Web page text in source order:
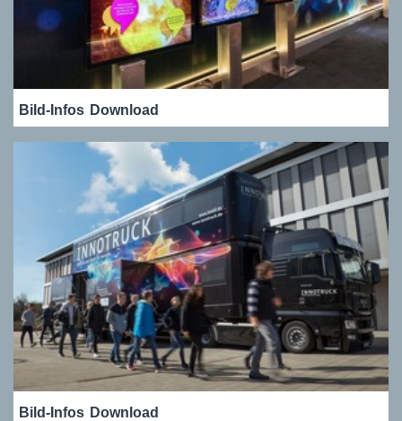
Bild-Infos Download
Bild-Infos Download